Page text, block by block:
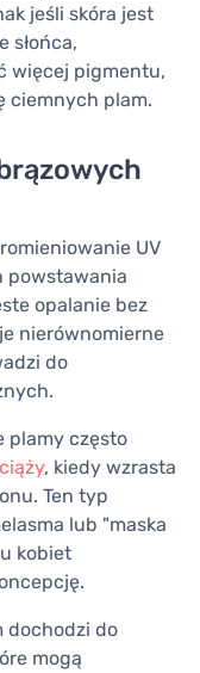
jeśli skóra jest
słońca,
więcej pigmentu,
ciemnych plam.
UV
powstawania
opalanie bez
nierównomierne
do
plamy często
ciąży, kiedy wzrasta
Ten typ
lub "maska
kobiet
dochodzi do
mogą